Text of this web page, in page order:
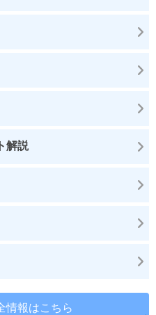
解説
情報はこちら